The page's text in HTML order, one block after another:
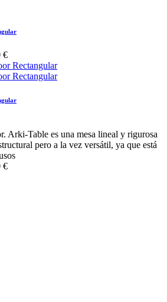
€
Arki-Table es una mesa lineal y rigurosa
pero a la vez versátil, ya que está
€